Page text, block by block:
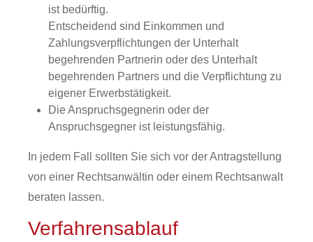
ist bedürftig.
Entscheidend sind Einkommen und
Zahlungsverpflichtungen der Unterhalt
begehrenden Partnerin oder des Unterhalt
begehrenden Partners und die Verpflichtung zu
eigener Erwerbstätigkeit.
Die Anspruchsgegnerin oder der
Anspruchsgegner ist leistungsfähig.
In jedem Fall sollten Sie sich vor der Antragstellung
von einer Rechtsanwältin oder einem Rechtsanwalt
beraten lassen.
Verfahrensablauf